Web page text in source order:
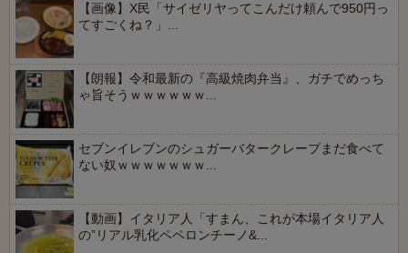
【画像】X民「サイゼリヤってこんだけ頼んで950円っ
てすごくね？」...
【朗報】令和最新の『高級焼肉弁当』、ガチでめっち
ゃ旨そうｗｗｗｗｗｗ...
セブンイレブンのシュガーバタークレープまだ食べて
ない奴ｗｗｗｗｗｗｗ...
【動画】イタリア人「すまん、これが本場イタリア人
の”リアル乳化ペペロンチーノ&...